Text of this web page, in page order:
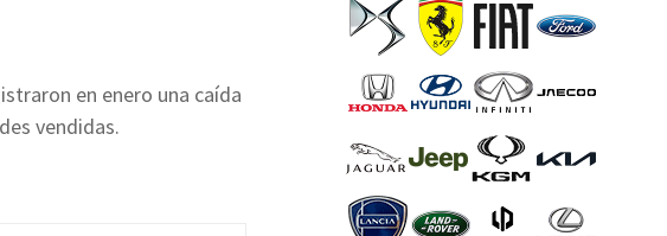
en enero una caída
vendidas.